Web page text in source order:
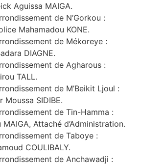
Aguissa MAIGA.
de N’Gorkou :
Mahamadou KONE.
de Mékoreye :
DIAGNE.
de Agharous :
TALL.
de M’Beikit Ljoul :
SIDIBE.
de Tin-Hamma :
Attaché d’Administration.
de Taboye :
COULIBALY.
de Anchawadji :